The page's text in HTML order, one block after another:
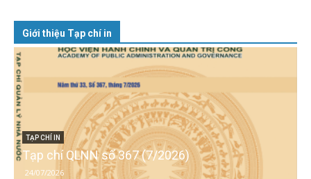
Giới thiệu Tạp chí in
TẠP CHÍ IN
Tạp chí QLNN số 367 (7/2026)
24/07/2026